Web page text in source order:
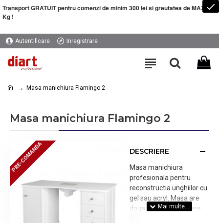
Transport GRATUIT pentru comenzi de minim 300 lei si greutatea de MAXIM 5
Kg !
Autentificare Inregistrare
Masa manichiura Flamingo 2
Masa manichiura Flamingo 2
PRE-COMANDA
PRE-COMANDA DESCRIERE
Masa manichiura
profesionala pentru
reconstructia unghiilor cu
gel sau acryl. Masa are
doua corpuri cu sertare.